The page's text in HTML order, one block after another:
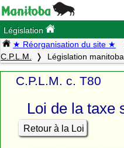
Législation
★ Réorganisation du site ★
C.P.L.M.
Législation
C.P.L.M. c. T80
Loi de la taxe
Retour à la Loi